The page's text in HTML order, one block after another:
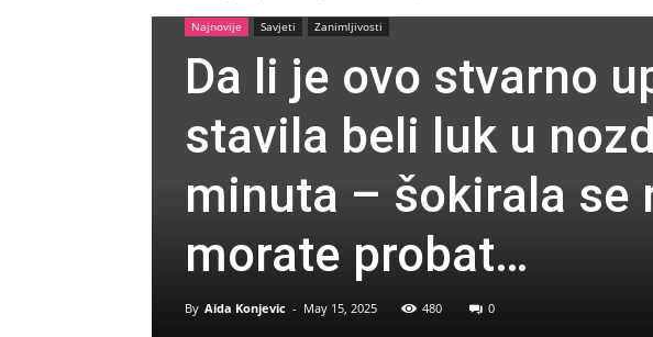
Najnovije Savjeti Zanimljivosti
Da li je ovo stvarno
stavila beli luk u
minuta – šokirala se
morate probat…
By Aida Konjevic - May 15, 2025 480 0